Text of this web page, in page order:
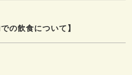
での飲食について】